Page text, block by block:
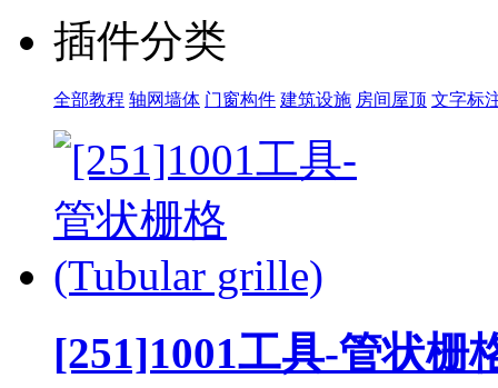
插件分类
全部教程 轴网墙体 门窗构件 建筑设施 房间屋顶 文字标
[251]1001工具-管状栅